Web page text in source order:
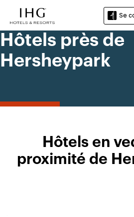
Se
Hôtels près de
Hersheypark
Hôtels en
proximité de